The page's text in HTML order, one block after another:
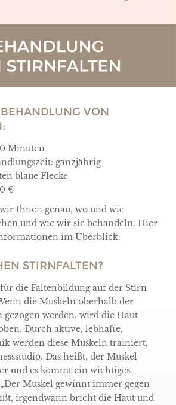
VON
Minuten
ganzjährig
blaue Flecke
€
Ihnen genau, wo und wie
und wie wir sie behandeln. Hier
im Überblick:
STIRNFALTEN?
die Faltenbildung auf der Stirn
die Muskeln oberhalb der
gezogen werden, wird die Haut
Durch aktive, lebhafte,
werden diese Muskeln trainiert,
Das heißt, der Muskel
und es kommt ein wichtiges
Muskel gewinnt immer gegen
irgendwann bricht die Haut und